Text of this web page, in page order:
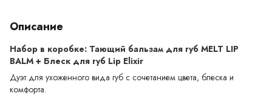
Описание
Набор в коробке: Тающий бальзам для губ MELT LIP
BALM + Блеск для губ Lip Elixir
Дуэт для ухоженного вида губ с сочетанием цвета, блеска и
комфорта.